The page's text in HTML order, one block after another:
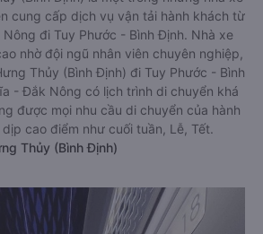
cung cấp dịch vụ vận tải hành khách từ
đi Tuy Phước - Bình Định. Nhà xe
nhờ đội ngũ nhân viên chuyên nghiệp,
Thủy (Bình Định) đi Tuy Phước - Bình
- Đắk Nông có lịch trình di chuyển khá
được mọi nhu cầu di chuyển của hành
cao điểm như cuối tuần, Lễ, Tết.
Thủy (Bình Định)